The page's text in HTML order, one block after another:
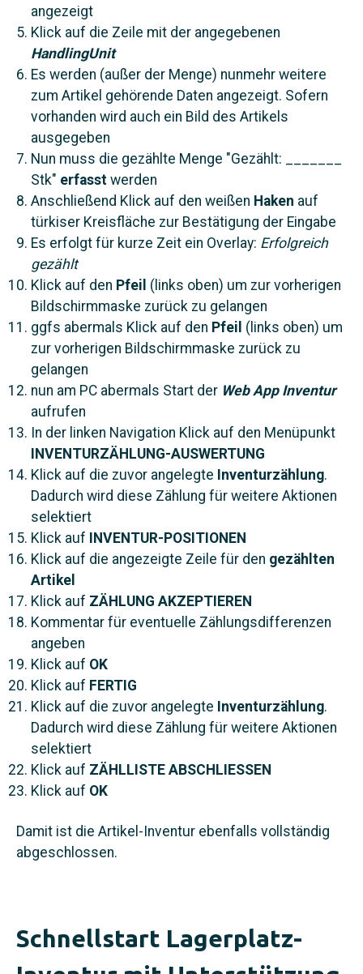
angezeigt
Klick auf die Zeile mit der angegebenen
HandlingUnit
Es werden (außer der Menge) nunmehr weitere
zum Artikel gehörende Daten angezeigt. Sofern
vorhanden wird auch ein Bild des Artikels
ausgegeben
Nun muss die gezählte Menge "Gezählt: _______
Stk" erfasstwerden
Anschließend Klick auf den weißen Haken auf
türkiser Kreisfläche zur Bestätigung der Eingabe
Es erfolgt für kurze Zeit ein Overlay: Erfolgreich
gezählt
Klick auf den Pfeil (links oben) um zur vorherigen
Bildschirmmaske zurück zu gelangen
ggfs abermals Klick auf den Pfeil (links oben) um
zur vorherigen Bildschirmmaske zurück zu
gelangen
nun am PC abermals Start der Web App Inventur
aufrufen
In der linken Navigation Klick auf den Menüpunkt
INVENTURZÄHLUNG-AUSWERTUNG
Klick auf die zuvor angelegte Inventurzählung.
Dadurch wird diese Zählung für weitere Aktionen
selektiert
Klick auf
INVENTUR-POSITIONEN
Klick auf die angezeigte Zeile für den gezählten
Artikel
Klick auf ZÄHLUNG AKZEPTIEREN
Kommentar für eventuelle Zählungsdifferenzen
angeben
Klick auf OK
Klick auf FERTIG
Klick auf die zuvor angelegte Inventurzählung.
Dadurch wird diese Zählung für weitere Aktionen
selektiert
Klick auf ZÄHLLISTE ABSCHLIESSEN
Klick auf OK
Damit ist die Artikel-Inventur ebenfalls vollständig
abgeschlossen.
Schnellstart Lagerplatz-